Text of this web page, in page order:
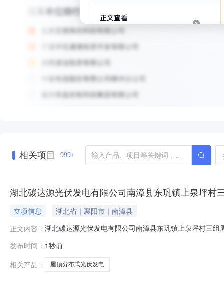
相关项目 999+
湖北碳达源光伏发电有限公司南漳县东巩镇上泉坪村
立项信息
湖北省｜襄阳市｜南漳县
正文内容： 湖北碳达源光伏发电有限公司南漳县东巩镇上泉坪村三
发布时间： 1秒前
相关产品：
屋顶分布式光伏发电